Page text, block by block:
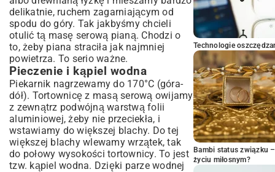
delikatnie, ruchem zagarniającym od
spodu do góry. Tak jakbyśmy chcieli
otulić tą masę serową pianą. Chodzi o
to, żeby piana straciła jak najmniej
powietrza. To serio ważne.
Pieczenie i kąpiel wodna
Piekarnik nagrzewamy do 170°C (góra-
dół). Tortownicę z masą serową owijamy
z zewnątrz podwójną warstwą folii
aluminiowej, żeby nie przeciekła, i
wstawiamy do większej blachy. Do tej
większej blachy wlewamy wrzątek, tak
do połowy wysokości tortownicy. To jest
tzw. kąpiel wodna. Dzięki parze wodnej
Technologie
Bambi status związku
życiu miłosnym?